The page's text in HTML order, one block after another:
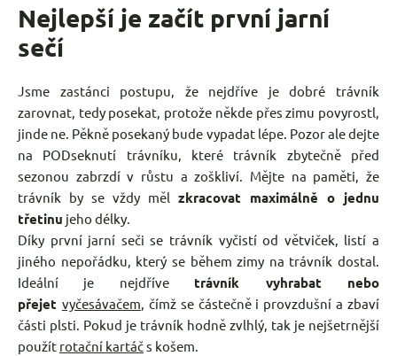
Nejlepší je začít první jarní
sečí
Jsme zastánci postupu, že nejdříve je dobré trávník
zarovnat, tedy posekat, protože někde přes zimu povyrostl,
jinde ne. Pěkně posekaný bude vypadat lépe. Pozor ale dejte
na PODseknutí trávníku, které trávník zbytečně před
sezonou zabrzdí v růstu a zoškliví. Mějte na paměti, že
trávník by se vždy měl zkracovat maximálně o jednu
třetinu jeho délky.
Díky první jarní seči se trávník vyčistí od větviček, listí a
jiného nepořádku, který se během zimy na trávník dostal.
Ideální je nejdříve trávník vyhrabat nebo
přejet vyčesávačem, čímž se částečně i provzdušní a zbaví
části plsti. Pokud je trávník hodně zvlhlý, tak je nejšetrnější
použít rotační kartáčs košem.